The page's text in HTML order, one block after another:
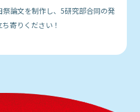
論文を制作し、5研究部合同の発
寄りください！